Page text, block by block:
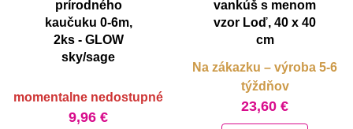
prírodného
kaučuku 0-6m,
2ks - GLOW
sky/sage
momentalne nedostupné
9,96 €
vankúš s menom
vzor Loď, 40 x 40
cm
Na zákazku – výroba 5-6
týždňov
23,60 €